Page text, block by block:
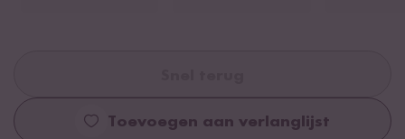
Toevoegen aan verlanglijst